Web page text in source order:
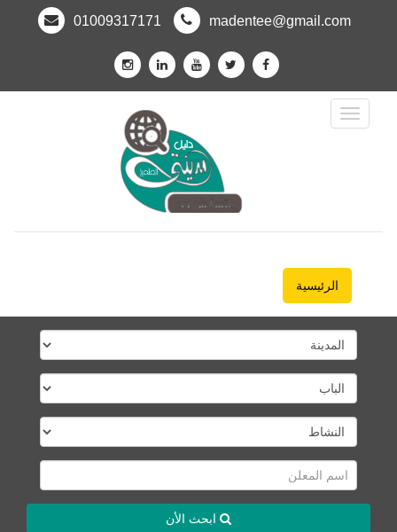
madentee@gmail.com
01009317171
Toggle
Navigation
الرئيسية
ابحث الأن